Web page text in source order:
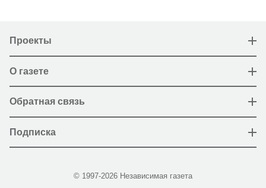
Проекты
О газете
Обратная связь
Подписка
© 1997-2026 Независимая газета